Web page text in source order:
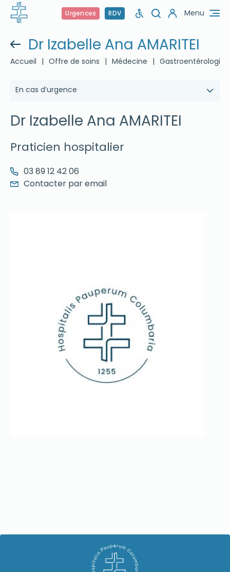
Urgences RDV Menu
Dr Izabelle Ana AMARITEI
Accueil | Offre de soins | Médecine | Gastroentérologie
En cas d’urgence
Dr Izabelle Ana AMARITEI
Praticien hospitalier
03 89 12 42 06
Contacter par email